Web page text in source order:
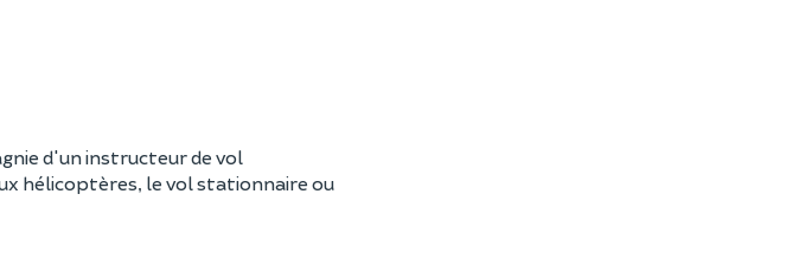
d'un instructeur de vol
hélicoptères, le vol stationnaire ou